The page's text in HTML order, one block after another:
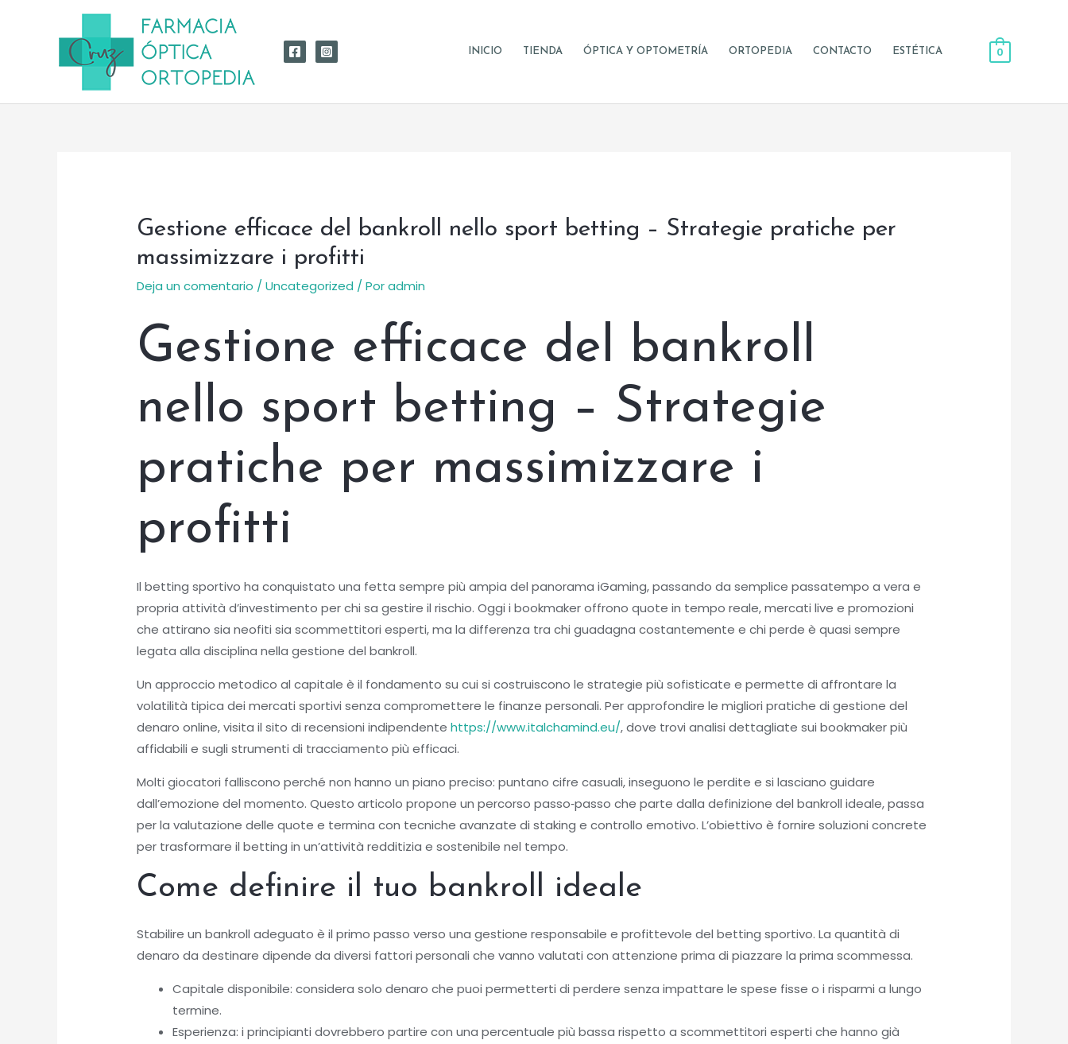
INICIO TIENDA ÓPTICA Y OPTOMETRÍA ORTOPEDIA CONTACTO ESTÉTICA 0
Gestione efficace del bankroll nello sport betting – Strategie pratiche per
massimizzare i profitti
Deja un comentario /Uncategorized / Poradmin
Gestione efficace del bankroll
nello sport betting – Strategie
pratiche per massimizzare i
profitti
Il betting sportivo ha conquistato una fetta sempre più ampia del panorama iGaming, passando da semplice passatempo a vera e
propria attività d’investimento per chi sa gestire il rischio. Oggi i bookmaker offrono quote in tempo reale, mercati live e promozioni
che attirano sia neofiti sia scommettitori esperti, ma la differenza tra chi guadagna costantemente e chi perde è quasi sempre
legata alla disciplina nella gestione del bankroll.
Un approccio metodico al capitale è il fondamento su cui si costruiscono le strategie più sofisticate e permette di affrontare la
volatilità tipica dei mercati sportivi senza compromettere le finanze personali. Per approfondire le migliori pratiche di gestione del
denaro online, visita il sito di recensioni indipendentehttps://www.italchamind.eu/, dove trovi analisi dettagliate sui bookmaker più
affidabili e sugli strumenti di tracciamento più efficaci.
Molti giocatori falliscono perché non hanno un piano preciso: puntano cifre casuali, inseguono le perdite e si lasciano guidare
dall’emozione del momento. Questo articolo propone un percorso passo‑passo che parte dalla definizione del bankroll ideale, passa
per la valutazione delle quote e termina con tecniche avanzate di staking e controllo emotivo. L’obiettivo è fornire soluzioni concrete
per trasformare il betting in un’attività redditizia e sostenibile nel tempo.
Come definire il tuo bankroll ideale
Stabilire un bankroll adeguato è il primo passo verso una gestione responsabile e profittevole del betting sportivo. La quantità di
denaro da destinare dipende da diversi fattori personali che vanno valutati con attenzione prima di piazzare la prima scommessa.
Capitale disponibile: considera solo denaro che puoi permetterti di perdere senza impattare le spese fisse o i risparmi a lungo
termine.
Esperienza: i principianti dovrebbero partire con una percentuale più bassa rispetto a scommettitori esperti che hanno già